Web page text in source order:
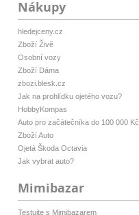
Nákupy
hledejceny.cz
Zboží Živě
Osobní vozy
Zboží Dáma
zbozi.blesk.cz
Jak na prohlídku ojetého vozu?
HobbyKompas
Auto pro začátečníka do 100 000 Kč
Zboží Auto
Ojetá Škoda Octavia
Jak vybrat auto?
Mimibazar
Testujte s Mimibazarem